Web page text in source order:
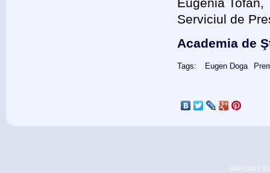
Eugenia Tofan,
Serviciul de
Academia de
Tags: Eugen Doga
1997-2017